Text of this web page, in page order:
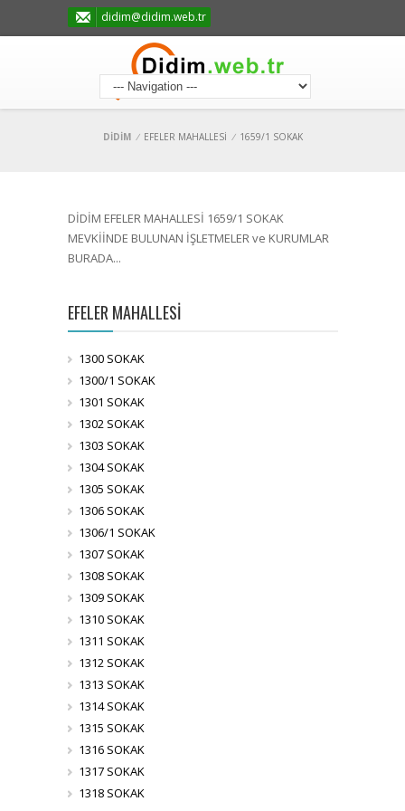
didim@didim.web.tr
DİDİM / EFELER MAHALLESİ / 1659/1 SOKAK
DİDİM EFELER MAHALLESİ 1659/1 SOKAK
MEVKİİNDE BULUNAN İŞLETMELER ve KURUMLAR
BURADA...
EFELER MAHALLESİ
1300 SOKAK
1300/1 SOKAK
1301 SOKAK
1302 SOKAK
1303 SOKAK
1304 SOKAK
1305 SOKAK
1306 SOKAK
1306/1 SOKAK
1307 SOKAK
1308 SOKAK
1309 SOKAK
1310 SOKAK
1311 SOKAK
1312 SOKAK
1313 SOKAK
1314 SOKAK
1315 SOKAK
1316 SOKAK
1317 SOKAK
1318 SOKAK